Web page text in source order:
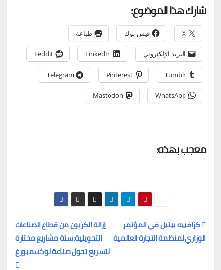
شارك هذا الموضوع:
X فيس بوك طباعة
البريد الإلكتروني LinkedIn
Reddit
Tumblr
Pinterest
Telegram
WhatsApp
Mastodon
معجب بهذه:
تصفّح
إزالة الكربون من قطاع الصناعات
التحويلية: ستة مشاريع مختارة
لتسريع تحول صناعة لوكسمبورغ
كزافييه بيتيل في المؤتمر
الوزاري لمنظمة التجارة العالمية